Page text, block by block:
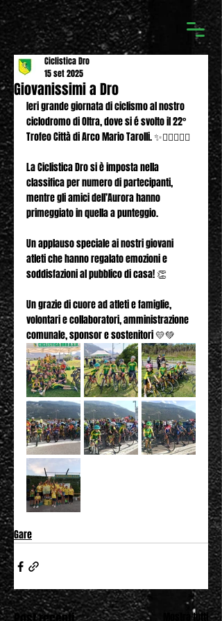
Giovanissimi a Dro
Ciclistica Dro
15 set 2025
Ieri grande giornata di ciclismo al nostro
ciclodromo di Oltra, dove si é svolto il 22°
Trofeo Città di Arco Mario Tarolli. ✨🚴‍♀️🚴🏽‍♂️
La Ciclistica Dro si è imposta nella
classifica per numero di partecipanti,
mentre gli amici dell’Aurora hanno
primeggiato in quella a punteggio.
Un applauso speciale ai nostri giovani
atleti che hanno regalato emozioni e
soddisfazioni al pubblico di casa! 👏
Un grazie di cuore ad atleti e famiglie,
volontari e collaboratori, amministrazione
comunale, sponsor e sostenitori 💛💚
Gare
Mostra tutti